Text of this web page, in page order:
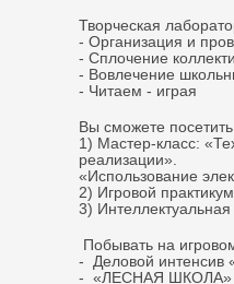
Творческая
- Организация и
- Сплочение
- Вовлечение
- Читаем - играя
Вы сможете
1) Мастер-класс:
реализации».
«Использование
2) Игровой
3)
Побывать на
- Деловой
- «ЛЕСНАЯ ШКОЛА»